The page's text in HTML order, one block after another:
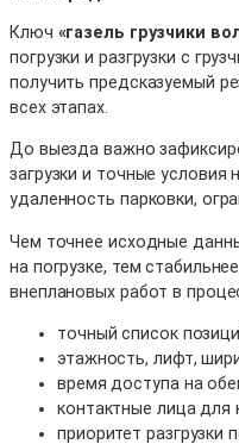
Ключ «газель грузчики
погрузки и разгрузки с
получить предсказуемый
всех этапах.
До выезда важно
загрузки и точные условия
удаленность парковки,
Чем точнее исходные
на погрузке, тем
внеплановых работ в
точный список
этажность, лифт,
время доступа на
контактные лица для
приоритет разгрузки